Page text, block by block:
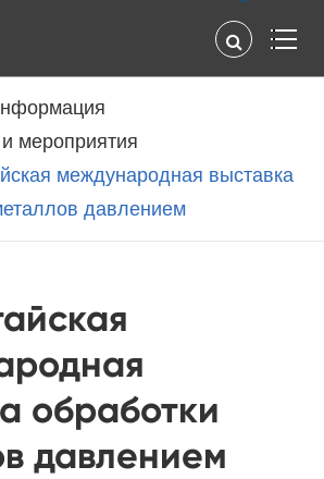
мероприятия
международная выставка
давлением
обработки
давлением